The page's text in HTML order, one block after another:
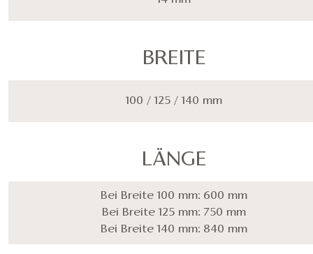
BREITE
100 / 125 / 140 mm
LÄNGE
Bei Breite 100 mm: 600 mm
Bei Breite 125 mm: 750 mm
Bei Breite 140 mm: 840 mm